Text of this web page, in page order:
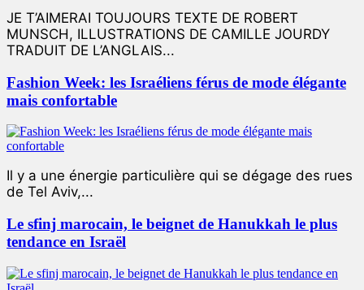
JE T’AIMERAI TOUJOURS TEXTE DE ROBERT
MUNSCH, ILLUSTRATIONS DE CAMILLE JOURDY
TRADUIT DE L’ANGLAIS...
Fashion Week: les Israéliens férus de mode élégante
mais confortable
Il y a une énergie particulière qui se dégage des rues
de Tel Aviv,...
Le sfinj marocain, le beignet de Hanukkah le plus
tendance en Israël